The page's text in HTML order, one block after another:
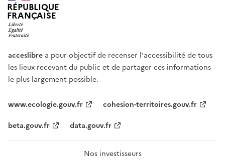
RÉPUBLIQUE
FRANÇAISE
acceslibre a pour objectif de recenser l'accessibilité de tous
les lieux recevant du public et de partager ces informations
le plus largement possible.
www.ecologie.gouv.fr
cohesion-territoires.gouv.fr
beta.gouv.fr
data.gouv.fr
Nos investisseurs